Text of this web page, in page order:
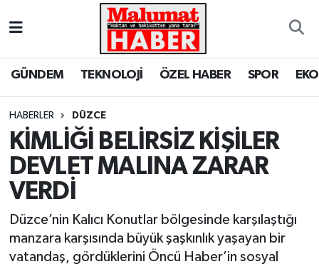
GÜNDEM TEKNOLOJİ ÖZEL HABER SPOR
HABERLER DÜZCE
KİMLİĞİ BELİRSİZ KİŞİLER
DEVLET MALINA ZARAR
VERDİ
Düzce’nin Kalıcı Konutlar bölgesinde karşılaştığı
manzara karşısında büyük şaşkınlık yaşayan bir
vatandaş, gördüklerini Öncü Haber’in sosyal
Nöbetçi Eczaneler
Trafik Durumu
Süper Lig Puan Durumu ve Fikstür
Tüm Manşetler
Son Dakika Haberleri